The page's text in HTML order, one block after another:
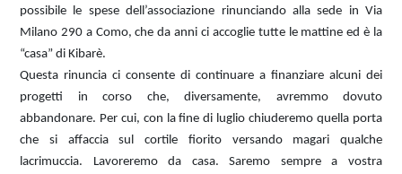
possibile le spese dell’associazione rinunciando alla sede in Via
Milano 290 a Como, che da anni ci accoglie tutte le mattine ed è la
“casa” di Kibarè.
Questa rinuncia ci consente di continuare a finanziare alcuni dei
progetti in corso che, diversamente, avremmo dovuto
abbandonare. Per cui, con la fine di luglio chiuderemo quella porta
che si affaccia sul cortile fiorito versando magari qualche
lacrimuccia. Lavoreremo da casa. Saremo sempre a vostra